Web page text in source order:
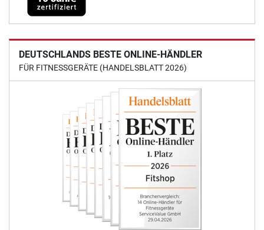
DEUTSCHLANDS BESTE ONLINE-HÄNDLER
FÜR FITNESSGERÄTE (HANDELSBLATT 2026)